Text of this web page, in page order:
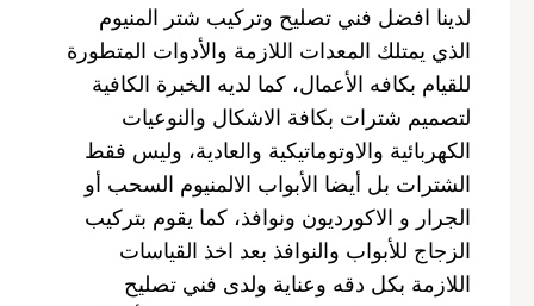
لدينا افضل فني تصليح وتركيب شتر المنيوم
الذي يمتلك المعدات اللازمة والأدوات المتطورة
للقيام بكافه الأعمال، كما لديه الخبرة الكافية
لتصميم شترات بكافة الاشكال والنوعيات
الكهربائية والاوتوماتيكية والعادية، وليس فقط
الشترات بل أيضا الأبواب الالمنيوم السحب أو
الجرار و الاكورديون ونوافذ، كما يقوم بتركيب
الزجاج للأبواب والنوافذ بعد اخذ القياسات
اللازمة بكل دقه وعناية ولدى فني تصليح